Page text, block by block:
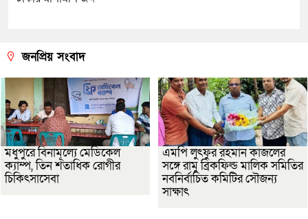
জনপ্রিয় সংবাদ
মধুপুরে বিনামূল্যে মেডিকেল
ক্যাম্প, তিন শতাধিক রোগীর
চিকিৎসাসেবা
এমপি লুৎফুর রহমান কাজলের
সঙ্গে রামু ব্রিকফিল্ড মালিক সমিতির
নবনির্বাচিত কমিটির সৌজন্য
সাক্ষাৎ